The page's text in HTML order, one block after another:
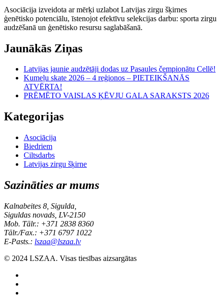
Asociācija izveidota ar mērķi uzlabot Latvijas zirgu šķirnes
ģenētisko potenciālu, īstenojot efektīvu selekcijas darbu: sporta zirgu
audzēšanā un ģenētisko resursu saglabāšanā.
Jaunākās Ziņas
Latvijas jaunie audzētāji dodas uz Pasaules čempionātu Cellē!
Kumeļu skate 2026 – 4 reģionos – PIETEIKŠANĀS
ATVĒRTA!
PRĒMĒTO VAISLAS ĶĒVJU GALA SARAKSTS 2026
Kategorijas
Asociācija
Biedriem
Ciltsdarbs
Latvijas zirgu šķirne
Sazināties ar mums
Kalnabeites 8, Sigulda,
Siguldas novads, LV-2150
Mob. Tālr.: +371 2838 8360
Tālr./Fax.: +371 6797 1022
E-Pasts.: lszaa@lszaa.lv
© 2024 LSZAA. Visas tiesības aizsargātas